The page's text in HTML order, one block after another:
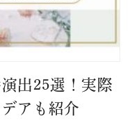
出25選！実際
アも紹介